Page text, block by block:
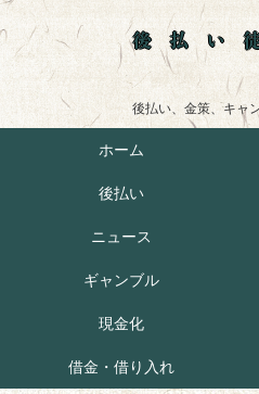
後払い
後払い、金策、キャ
ホーム
後払い
ニュース
ギャンブル
現金化
借金・借り入れ